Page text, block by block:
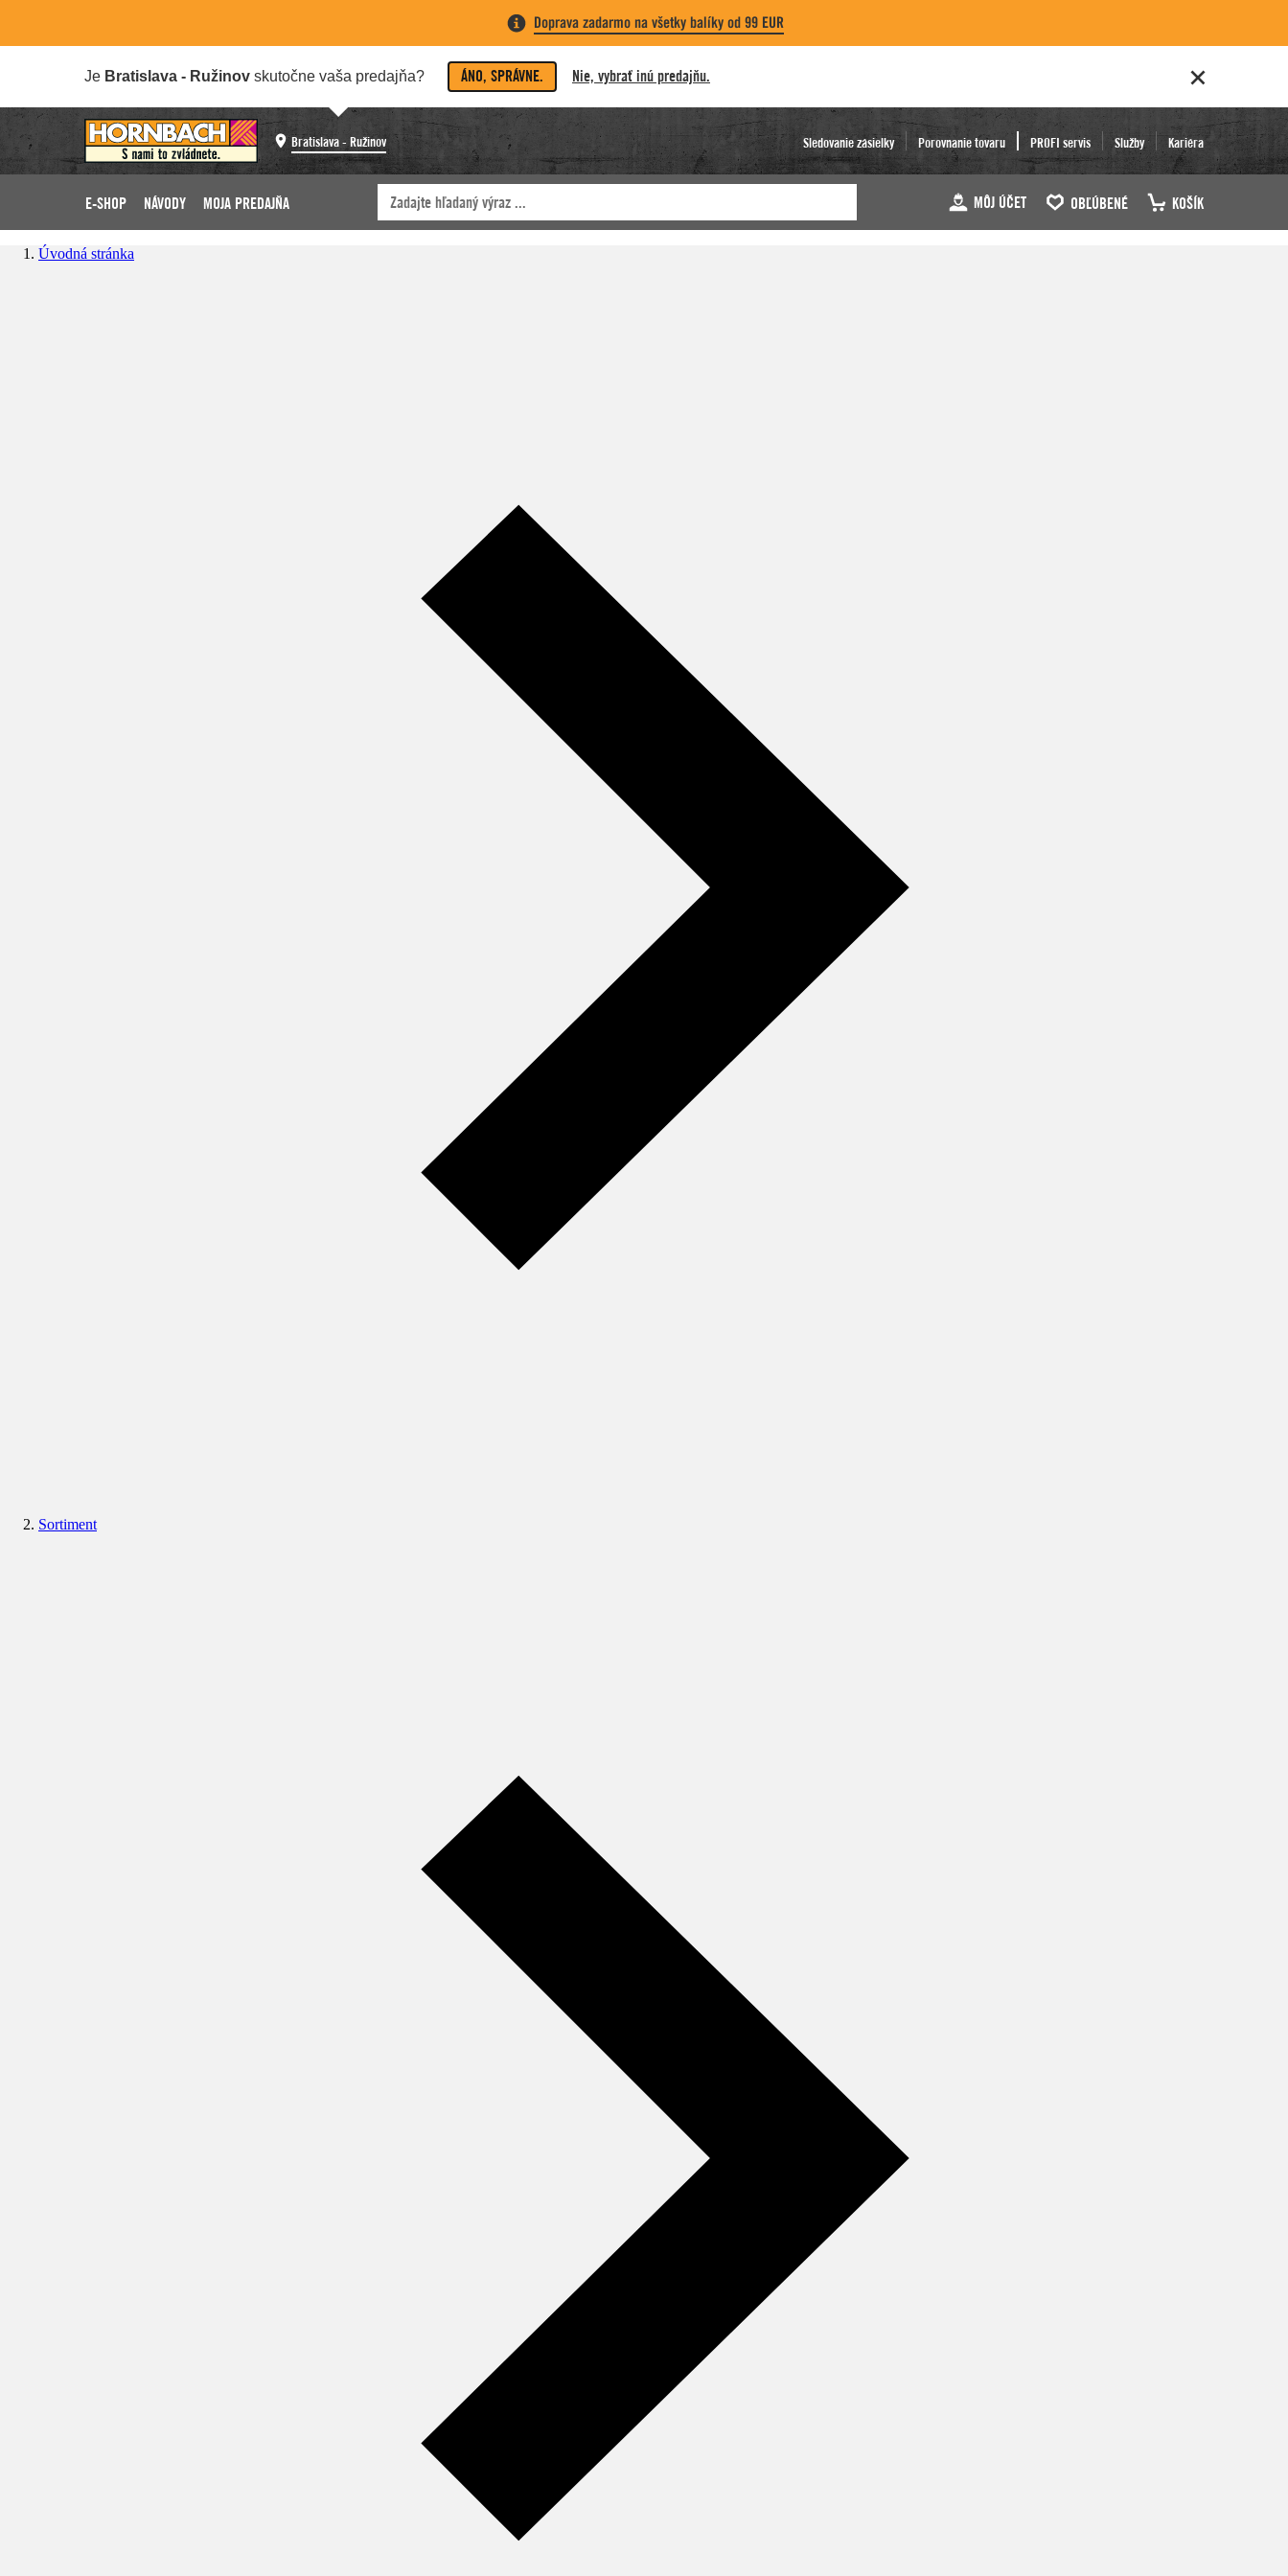
Doprava zadarmo na všetky balíky od 99 EUR
Je Bratislava - Ružinov skutočne vaša predajňa? ÁNO, SPRÁVNE. Nie, vybrať inú predajňu.
Bratislava - Ružinov Sledovanie zásielky Porovnanie tovaru PROFI servis Služby Kariéra
E-SHOP NÁVODY MOJA PREDAJŇA MÔJ ÚČET OBĽÚBENÉ KOŠÍK
Úvodná stránka
Sortiment